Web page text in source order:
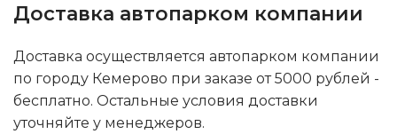
Доставка автопарком компании
Доставка осуществляется автопарком компании
по городу Кемерово при заказе от 5000 рублей -
бесплатно. Остальные условия доставки
уточняйте у менеджеров.